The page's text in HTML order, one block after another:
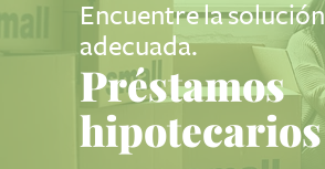
Encuentre la solución
adecuada.
Préstamos
hipotecarios